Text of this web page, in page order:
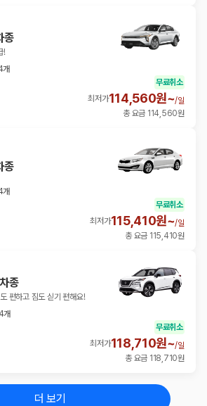
종
!
개
무료취소
최저가114,560원~/일
총 요금 114,560원
종
개
무료취소
최저가115,410원~/일
총 요금 115,410원
종
편하고 짐도 싣기 편해요!
4개
무료취소
최저가118,710원~/일
총 요금 118,710원
더 보기